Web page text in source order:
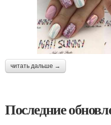
читать дальше →
Последние